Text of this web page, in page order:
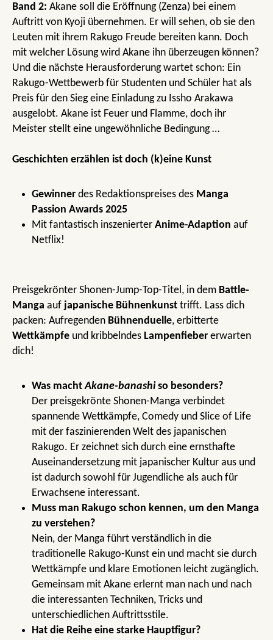
Band 2: Akane soll die Eröffnung (Zenza) bei einem
Auftritt von Kyoji übernehmen. Er will sehen, ob sie den
Leuten mit ihrem Rakugo Freude bereiten kann. Doch
mit welcher Lösung wird Akane ihn überzeugen können?
Und die nächste Herausforderung wartet schon: Ein
Rakugo-Wettbewerb für Studenten und Schüler hat als
Preis für den Sieg eine Einladung zu Issho Arakawa
ausgelobt. Akane ist Feuer und Flamme, doch ihr
Meister stellt eine ungewöhnliche Bedingung …
Geschichten erzählen ist doch (k)eine Kunst
Gewinner des Redaktionspreises des Manga
Passion Awards 2025
Mit fantastisch inszenierter Anime-Adaption auf
Netflix!
Preisgekrönter Shonen-Jump-Top-Titel, in dem Battle-
Manga auf japanische Bühnenkunst trifft. Lass dich
packen: Aufregenden Bühnenduelle, erbitterte
Wettkämpfe und kribbelndes Lampenfieber erwarten
dich!
Was machtAkane-banashiso besonders?
Der preisgekrönte Shonen-Manga verbindet
spannende Wettkämpfe, Comedy und Slice of Life
mit der faszinierenden Welt des japanischen
Rakugo. Er zeichnet sich durch eine ernsthafte
Auseinandersetzung mit japanischer Kultur aus und
ist dadurch sowohl für Jugendliche als auch für
Erwachsene interessant.
Muss man Rakugo schon kennen, um den Manga
zu verstehen?
Nein, der Manga führt verständlich in die
traditionelle Rakugo-Kunst ein und macht sie durch
Wettkämpfe und klare Emotionen leicht zugänglich.
Gemeinsam mit Akane erlernt man nach und nach
die interessanten Techniken, Tricks und
unterschiedlichen Auftrittsstile.
Hat die Reihe eine starke Hauptfigur?